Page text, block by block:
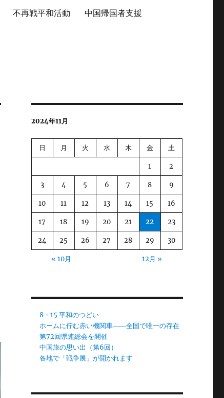
不再戦平和活動 中国帰国者支援
2024年11月
日 月 火 水 木 金 土
1 2
3 4 5 6 7 8 9
10 11 12 13 14 15 16
17 18 19 20 21 22 23
24 25 26 27 28 29 30
« 10月 12月 »
8・15 平和のつどい
ホームに佇む赤い機関車――全国で唯一の存在
第72回県連総会を開催
中国旅の思い出（第6回）
各地で「戦争展」が開かれます